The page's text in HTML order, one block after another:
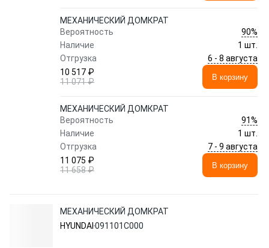
МЕХАНИЧЕСКИЙ ДОМКРАТ
Вероятность
90%
Наличие
1 шт.
Отгрузка
6 - 8 августа
10 517 ₽
11 071 ₽
В корзину
МЕХАНИЧЕСКИЙ ДОМКРАТ
Вероятность
91%
Наличие
1 шт.
Отгрузка
7 - 9 августа
11 075 ₽
11 658 ₽
В корзину
МЕХАНИЧЕСКИЙ ДОМКРАТ
HYUNDAI 091101C000